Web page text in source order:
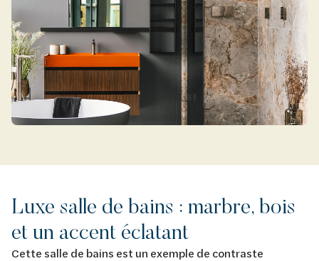
Luxe salle de bains : marbre, bois
et un accent éclatant
Cette salle de bains est un exemple de contraste